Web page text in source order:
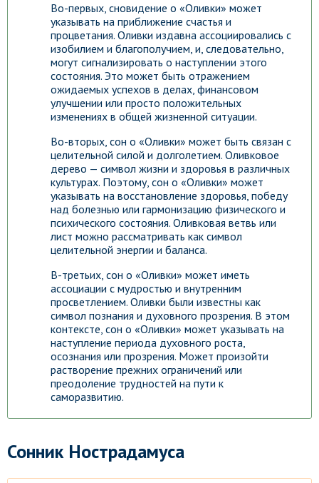
Во-первых, сновидение о «Оливки» может
указывать на приближение счастья и
процветания. Оливки издавна ассоциировались с
изобилием и благополучием, и, следовательно,
могут сигнализировать о наступлении этого
состояния. Это может быть отражением
ожидаемых успехов в делах, финансовом
улучшении или просто положительных
изменениях в общей жизненной ситуации.
Во-вторых, сон о «Оливки» может быть связан с
целительной силой и долголетием. Оливковое
дерево — символ жизни и здоровья в различных
культурах. Поэтому, сон о «Оливки» может
указывать на восстановление здоровья, победу
над болезнью или гармонизацию физического и
психического состояния. Оливковая ветвь или
лист можно рассматривать как символ
целительной энергии и баланса.
В-третьих, сон о «Оливки» может иметь
ассоциации с мудростью и внутренним
просветлением. Оливки были известны как
символ познания и духовного прозрения. В этом
контексте, сон о «Оливки» может указывать на
наступление периода духовного роста,
осознания или прозрения. Может произойти
растворение прежних ограничений или
преодоление трудностей на пути к
саморазвитию.
Сонник Нострадамуса